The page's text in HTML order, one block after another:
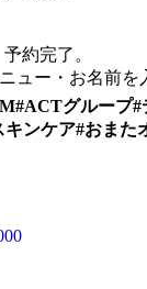
約完了。
ュー・お名前を
グループ
ンケア#おまた